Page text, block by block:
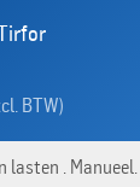
BTW)
lasten . Manueel.